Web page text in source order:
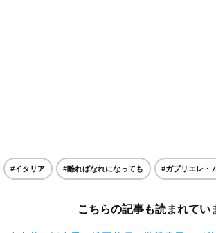
#イタリア #離ればなれになっても #ガブリエレ・
こちらの記事も読まれてい